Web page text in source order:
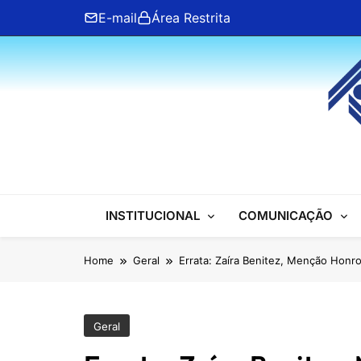
content
E-mail Área Restrita
ANFIP Nacional
INSTITUCIONAL COMUNICAÇÃO
Home Geral Errata: Zaíra Benitez, Menção
Geral